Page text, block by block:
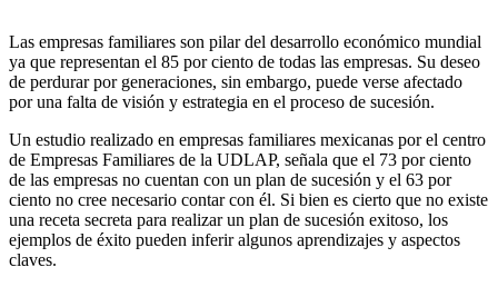
Las empresas familiares son pilar del desarrollo económico mundial
ya que representan el 85 por ciento de todas las empresas. Su deseo
de perdurar por generaciones, sin embargo, puede verse afectado
por una falta de visión y estrategia en el proceso de sucesión.
Un estudio realizado en empresas familiares mexicanas por el centro
de Empresas Familiares de la UDLAP, señala que el 73 por ciento
de las empresas no cuentan con un plan de sucesión y el 63 por
ciento no cree necesario contar con él. Si bien es cierto que no existe
una receta secreta para realizar un plan de sucesión exitoso, los
ejemplos de éxito pueden inferir algunos aprendizajes y aspectos
claves.